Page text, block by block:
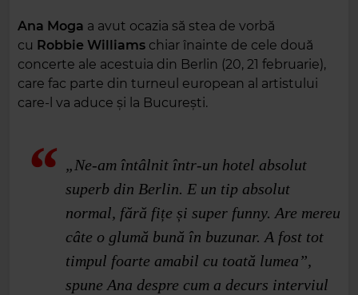
Ana Moga a avut ocazia să stea de vorbă
cu Robbie Williams chiar înainte de cele două
concerte ale acestuia din Berlin (20, 21 februarie),
care fac parte din turneul european al artistului
care-l va aduce și la București.
„Ne-am întâlnit într-un hotel absolut
superb din Berlin. E un tip absolut
normal, fără fițe și super funny. Are mereu
câte o glumă bună în buzunar. A fost tot
timpul foarte amabil cu toată lumea”,
spune Ana despre cum a decurs interviul